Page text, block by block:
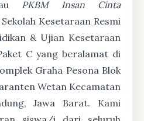
PKBM Insan Cinta
Kesetaraan Resmi
& Ujian Kesetaraan
C yang beralamat di
Graha Pesona Blok
Wetan Kecamatan
Jawa Barat. Kami